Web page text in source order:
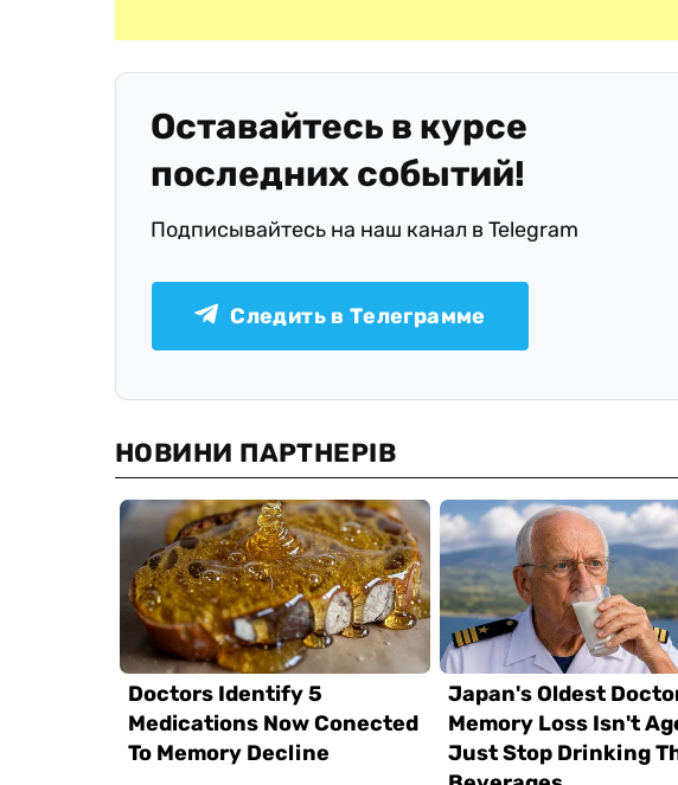
Оставайтесь в курсе
последних событий!
Подписывайтесь на наш канал в Telegram
Следить в Телеграмме